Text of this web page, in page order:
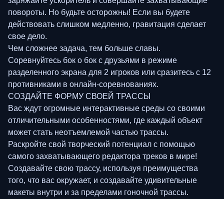
повороты. Но будьте осторожны! Если вы будете
действовать слишком медленно, гравитация сделает
свое дело.
Чем сложнее задача, тем больше славы.
Соревнуйтесь бок о бок с друзьями в режиме
разделенного экрана для 2 игроков или сразитесь с 12
противниками в онлайн-соревнованиях.
СОЗДАЙТЕ ФОРМУ СВОЕЙ ТРАССЫ
Вас ждут огромные интерактивные среды со своими
отличительными особенностями, где каждый объект
может стать неотъемлемой частью трассы.
Раскройте свой творческий потенциал с помощью
самого захватывающего редактора треков в мире!
Создавайте свою трассу, используя преимущества
того, что вас окружает, и создавайте удивительные
макеты внутри и за пределами гоночной трассы.